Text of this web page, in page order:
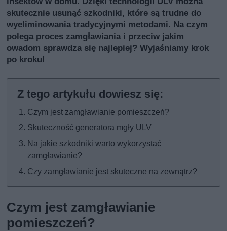
skutecznie usunąć szkodniki, które są trudne do
wyeliminowania tradycyjnymi metodami. Na czym
polega proces zamgławiania i przeciw jakim
owadom sprawdza się najlepiej? Wyjaśniamy krok
po kroku!
Czym jest zamgławianie pomieszczeń?
Skuteczność generatora mgły ULV
Na jakie szkodniki warto wykorzystać
zamgławianie?
Czy zamgławianie jest skuteczne na zewnątrz?
Czym jest zamgławianie
pomieszczeń?